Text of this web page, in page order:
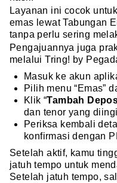
Layanan ini cocok
emas lewat Tabungan
tanpa perlu sering
Pengajuannya juga
melalui Tring! by
Masuk ke akun
Pilih menu “Emas”
Klik “Tambah
dan tenor yang
Periksa kembali
konfirmasi dengan
Setelah aktif, kamu
jatuh tempo untuk
Setelah jatuh tempo,